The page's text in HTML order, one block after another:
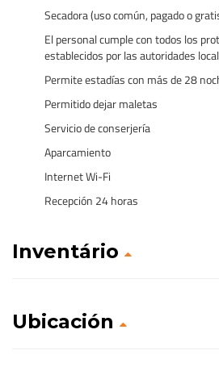
Secadora (uso común, pagado o
El personal cumple con todos los
establecidos por las autoridades
Permite estadías con más de 28
Permitido dejar maletas
Servicio de conserjería
Aparcamiento
Internet Wi-Fi
Recepción 24 horas
Inventário
Ubicación